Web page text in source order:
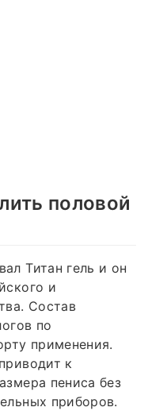
половой
Титан гель и он
и
Состав
по
применения.
к
пениса без
приборов.